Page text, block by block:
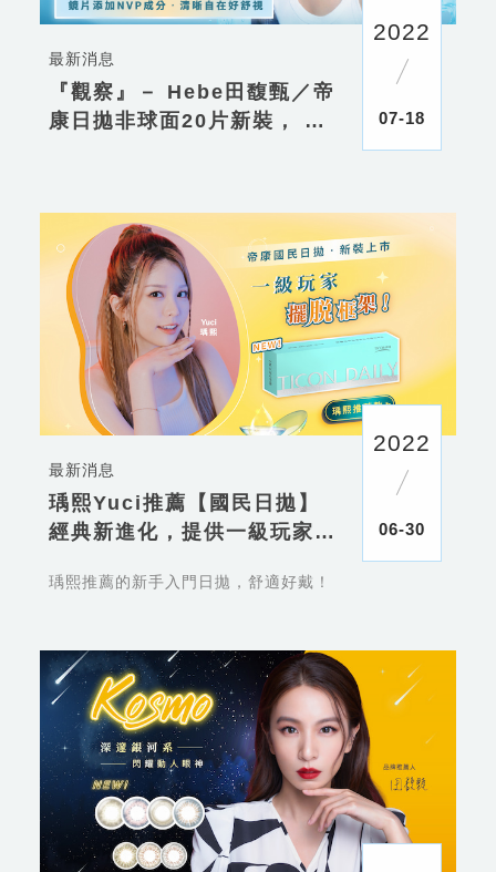
2022
07-18
最新消息
『觀察』－ Hebe田馥甄／帝
康日拋非球面20片新裝， 清
2022
06-30
最新消息
瑀熙Yuci推薦【國民日拋】
經典新進化，提供一級玩家輕
瑀熙推薦的新手入門日拋，舒適好戴！